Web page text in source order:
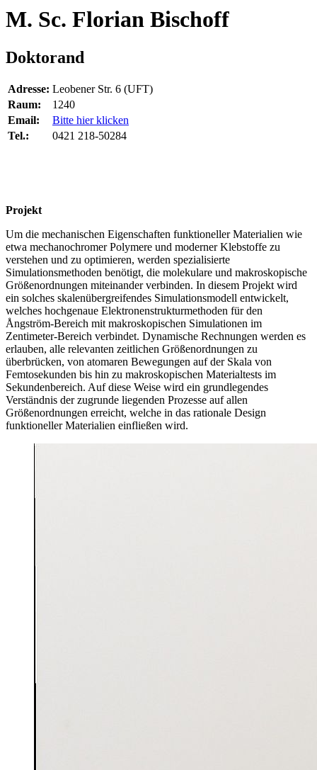
M. Sc. Florian Bischoff
Doktorand
Adresse: Leobener Str. 6 (UFT)
Raum:
1240
Email:
Bitte hier klicken
Tel.:
0421 218-50284
Projekt
Um die mechanischen Eigenschaften funktioneller Materialien wie
etwa mechanochromer Polymere und moderner Klebstoffe zu
verstehen und zu optimieren, werden spezialisierte
Simulationsmethoden benötigt, die molekulare und makroskopische
Größenordnungen miteinander verbinden. In diesem Projekt wird
ein solches skalenübergreifendes Simulationsmodell entwickelt,
welches hochgenaue Elektronenstrukturmethoden für den
Ångström-Bereich mit makroskopischen Simulationen im
Zentimeter-Bereich verbindet. Dynamische Rechnungen werden es
erlauben, alle relevanten zeitlichen Größenordnungen zu
überbrücken, von atomaren Bewegungen auf der Skala von
Femtosekunden bis hin zu makroskopischen Materialtests im
Sekundenbereich. Auf diese Weise wird ein grundlegendes
Verständnis der zugrunde liegenden Prozesse auf allen
Größenordnungen erreicht, welche in das rationale Design
funktioneller Materialien einfließen wird.